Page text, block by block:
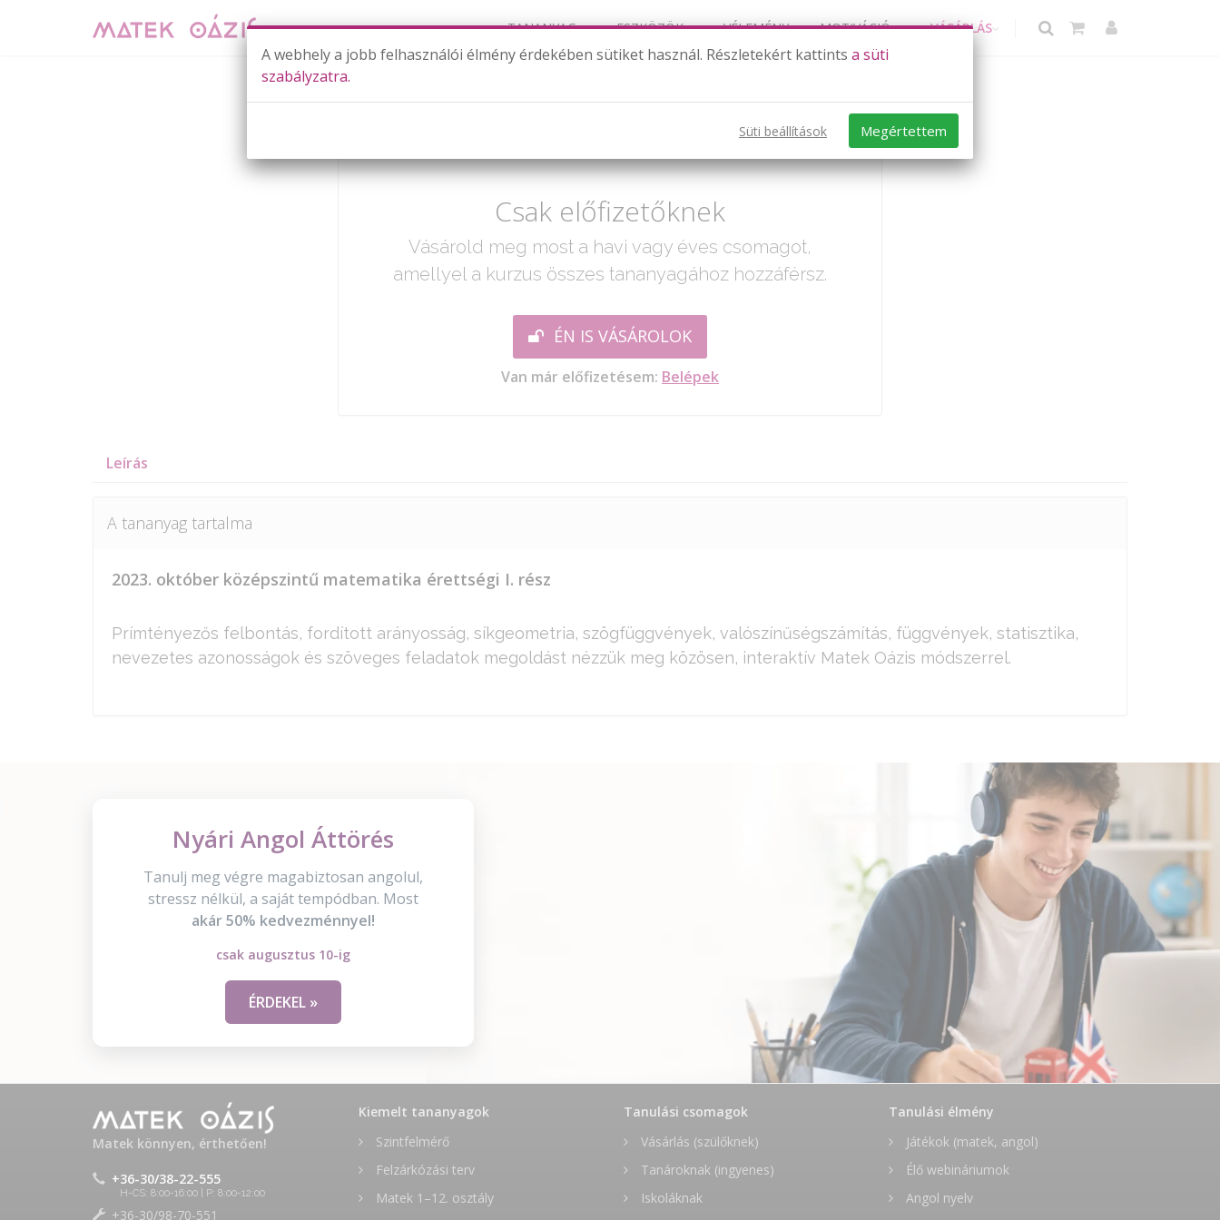
TANANYAG ESZKÖZÖK VÉLEMÉNY MOTIVÁCIÓ VÁSÁRLÁS
Csak előfizetőknek
Vásárold meg most a havi vagy éves csomagot,
amellyel a kurzus összes tananyagához hozzáférsz.
ÉN IS VÁSÁROLOK
Van már előfizetésem: Belépek
Leírás
A tananyag tartalma
2023. október középszintű matematika érettségi I. rész
Prímtényezős felbontás, fordított arányosság, síkgeometria, szögfüggvények, valószínűségszámítás, függvények, statisztika,
nevezetes azonosságok és szöveges feladatok megoldást nézzük meg közösen, interaktív Matek Oázis módszerrel.
Nyári Angol Áttörés
Tanulj meg végre magabiztosan angolul,
stressz nélkül, a saját tempódban. Most
akár 50% kedvezménnyel!
csak augusztus 10-ig
ÉRDEKEL »
Matek könnyen, érthetően!
+36-30/38-22-555
H-CS: 8:00-16:00 | P: 8:00-12:00
+36-30/98-70-551
Kiemelt tananyagok
Szintfelmérő
Felzárkózási terv
Matek 1–12. osztály
Tanulási csomagok
Vásárlás (szülőknek)
Tanároknak (ingyenes)
Iskoláknak
Tanulási élmény
Játékok (matek, angol)
Élő webináriumok
Angol nyelv
A webhely a jobb felhasználói élmény érdekében sütiket használ. Részletekért kattints a süti
szabályzatra.
Süti beállítások Megértettem